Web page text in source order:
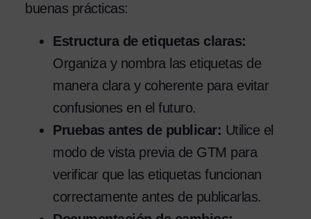
buenas prácticas:
Estructura de etiquetas claras:
Organiza y nombra las etiquetas de
manera clara y coherente para evitar
confusiones en el futuro.
Pruebas antes de publicar: Utilice el
modo de vista previa de GTM para
verificar que las etiquetas funcionan
correctamente antes de publicarlas.